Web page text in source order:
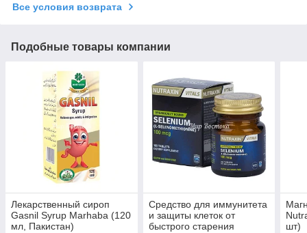
Все условия возврата
Подобные товары компании
Лекарственный сироп
Gasnil Syrup Marhaba (120
мл, Пакистан)
Средство для иммунитета
и защиты клеток от
быстрого старения
шт)